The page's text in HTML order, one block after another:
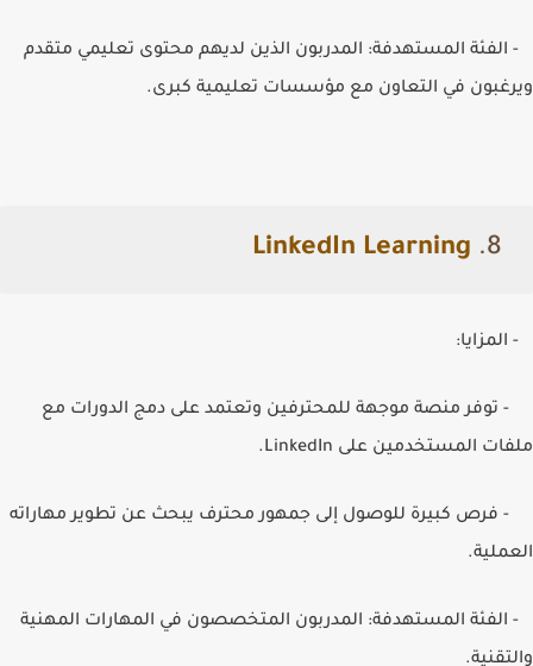
- الفئة المستهدفة: المدربون الذين لديهم محتوى تعليمي متقدم
ويرغبون في التعاون مع مؤسسات تعليمية كبرى.
8.
LinkedIn Learning
- المزايا:
- توفر منصة موجهة للمحترفين وتعتمد على دمج الدورات مع
ملفات المستخدمين على LinkedIn
.
- فرص كبيرة للوصول إلى جمهور محترف يبحث عن تطوير مهاراته
العملية.
- الفئة المستهدفة: المدربون المتخصصون في المهارات المهنية
والتقنية.